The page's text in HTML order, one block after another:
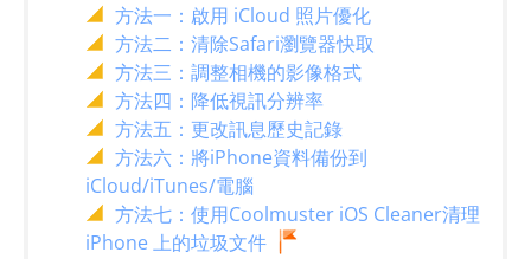
方法一：啟用 iCloud 照片優化
方法二：清除Safari瀏覽器快取
方法三：調整相機的影像格式
方法四：降低視訊分辨率
方法五：更改訊息歷史記錄
方法六：將iPhone資料備份到
iCloud/iTunes/電腦
方法七：使用Coolmuster iOS Cleaner清理
iPhone 上的垃圾文件